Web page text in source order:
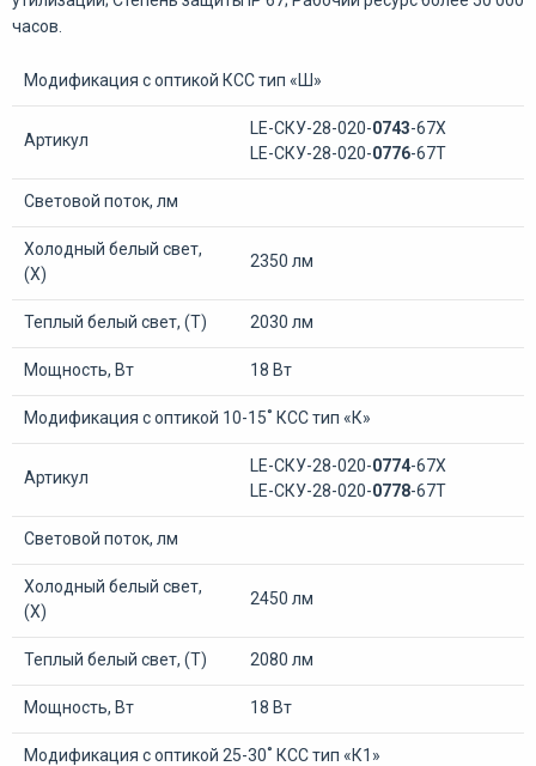
часов.
Модификация с оптикой КСС тип «Ш»
Артикул
LE-СКУ-28-020-0743-67Х
LE-СКУ-28-020-0776-67Т
Световой поток, лм
Холодный белый свет,
(Х)
2350 лм
Теплый белый свет, (Т) 2030 лм
Мощность, Вт 18 Вт
Модификация с оптикой 10-15˚ КСС тип «К»
Артикул
LE-СКУ-28-020-0774-67Х
LE-СКУ-28-020-0778-67Т
Световой поток, лм
Холодный белый свет,
(Х)
2450 лм
Теплый белый свет, (Т) 2080 лм
Мощность, Вт 18 Вт
Модификация с оптикой 25-30˚ КСС тип «К1»